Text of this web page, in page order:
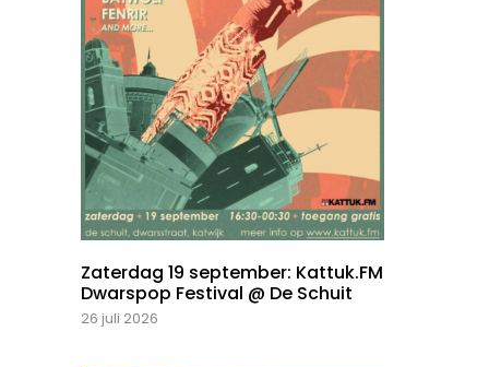
Zaterdag 19 september: Kattuk.FM
Dwarspop Festival @ De Schuit
26 juli 2026